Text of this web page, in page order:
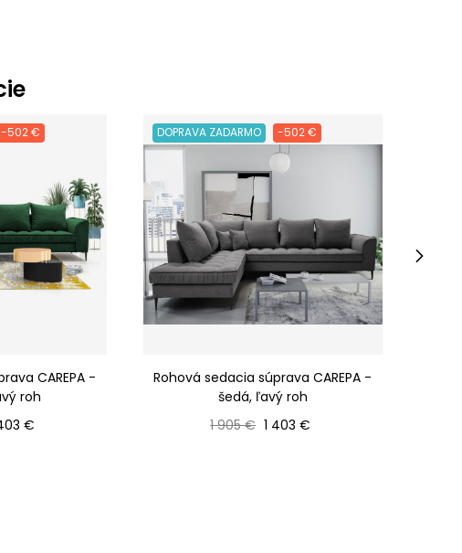
-502 €
CAREPA -
roh
€
DOPRAVA ZADARMO -502 €
Rohová sedacia súprava CAREPA -
šedá, ľavý roh
Bežná cena
1 905 € Cena
1 403 €